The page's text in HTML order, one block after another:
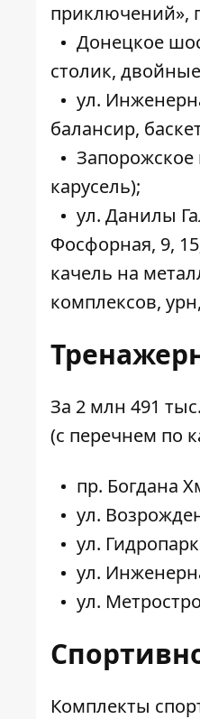
приключений»,
Донецкое
столик,
ул.
балансир,
Запорожское
карусель);
ул. Данилы
Фосфорная, 9,
качель на
комплексов,
За 2 млн 491
(с перечнем по
пр. Богдана
ул.
ул.
ул.
ул.
Комплекты